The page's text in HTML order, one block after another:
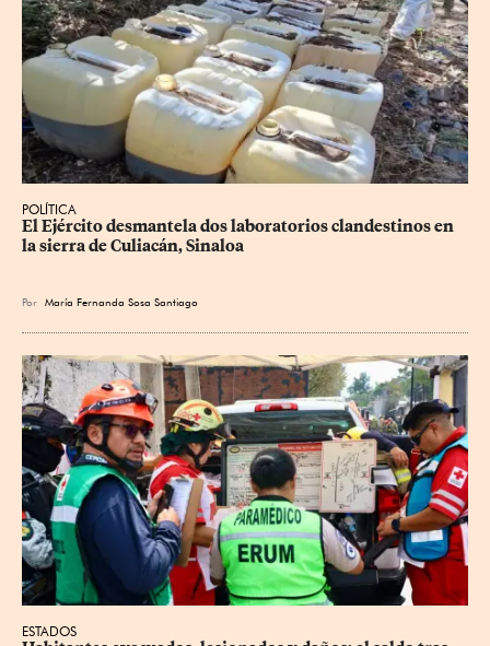
POLÍTICA
El Ejército desmantela dos laboratorios clandestinos en
la sierra de Culiacán, Sinaloa
Por María Fernanda Sosa Santiago
ESTADOS